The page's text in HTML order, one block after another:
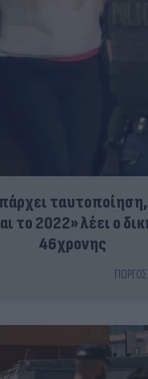
ταυτοποίηση,
το 2022» λέει ο
46χρονης